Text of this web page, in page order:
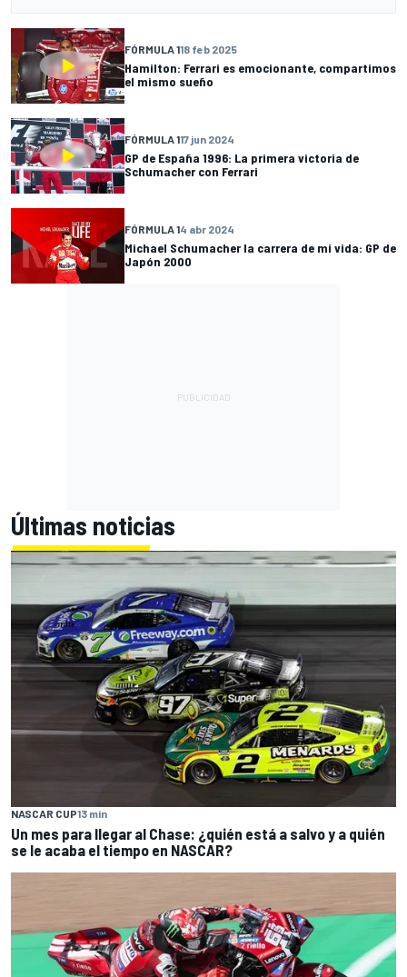
FÓRMULA 118 feb 2025
Hamilton: Ferrari es emocionante, compartimos
el mismo sueño
FÓRMULA 117 jun 2024
GP de España 1996: La primera victoria de
Schumacher con Ferrari
FÓRMULA 14 abr 2024
Michael Schumacher la carrera de mi vida: GP de
Japón 2000
Últimas noticias
NASCAR CUP13 min
Un mes para llegar al Chase: ¿quién está a salvo y a quién
se le acaba el tiempo en NASCAR?